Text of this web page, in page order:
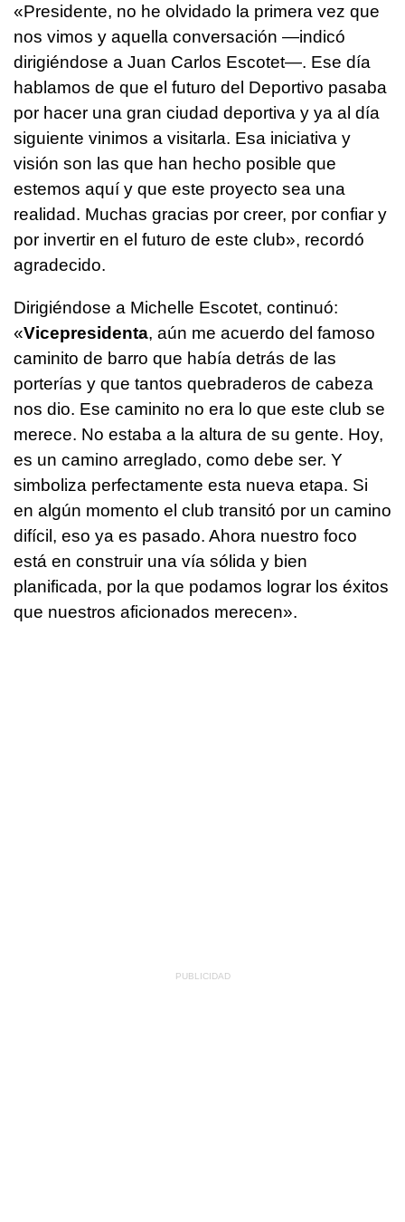
«Presidente, no he olvidado la primera vez que
nos vimos y aquella conversación —indicó
dirigiéndose a Juan Carlos Escotet—. Ese día
hablamos de que el futuro del Deportivo pasaba
por hacer una gran ciudad deportiva y ya al día
siguiente vinimos a visitarla. Esa iniciativa y
visión son las que han hecho posible que
estemos aquí y que este proyecto sea una
realidad. Muchas gracias por creer, por confiar y
por invertir en el futuro de este club», recordó
agradecido.
Dirigiéndose a Michelle Escotet, continuó:
«Vicepresidenta, aún me acuerdo del famoso
caminito de barro que había detrás de las
porterías y que tantos quebraderos de cabeza
nos dio. Ese caminito no era lo que este club se
merece. No estaba a la altura de su gente. Hoy,
es un camino arreglado, como debe ser. Y
simboliza perfectamente esta nueva etapa. Si
en algún momento el club transitó por un camino
difícil, eso ya es pasado. Ahora nuestro foco
está en construir una vía sólida y bien
planificada, por la que podamos lograr los éxitos
que nuestros aficionados merecen».